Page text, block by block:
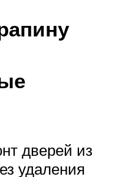
дверей из
удаления